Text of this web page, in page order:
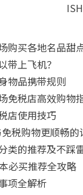
买各地名品甜
上飞机？
物品携带规则
免税店高效购物
店使用技巧
税购物更顺畅的
类的推荐及不踩
必买推荐全攻略
项全解析